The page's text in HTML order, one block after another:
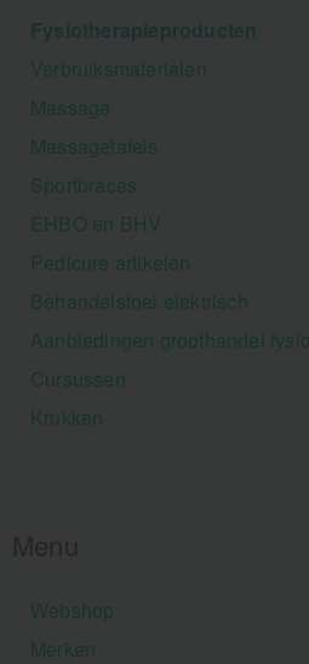
Fysiotherapieproducten
Verbruiksmaterialen
Massage
Massagetafels
Sportbraces
EHBO en BHV
Pedicure artikelen
Behandelstoel elektrisch
Aanbiedingen groothandel
Cursussen
Krukken
Webshop
Merken